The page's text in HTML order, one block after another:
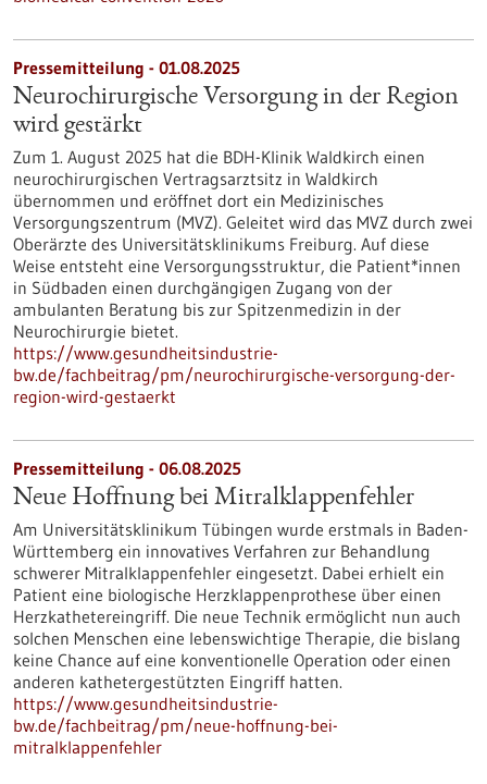
Pressemitteilung - 01.08.2025
Neurochirurgische Versorgung in der Region
wird gestärkt
Zum 1. August 2025 hat die BDH-Klinik Waldkirch einen
neurochirurgischen Vertragsarztsitz in Waldkirch
übernommen und eröffnet dort ein Medizinisches
Versorgungszentrum (MVZ). Geleitet wird das MVZ durch zwei
Oberärzte des Universitätsklinikums Freiburg. Auf diese
Weise entsteht eine Versorgungsstruktur, die Patient*innen
in Südbaden einen durchgängigen Zugang von der
ambulanten Beratung bis zur Spitzenmedizin in der
Neurochirurgie bietet.
https://www.gesundheitsindustrie-
bw.de/fachbeitrag/pm/neurochirurgische-versorgung-der-
region-wird-gestaerkt
Pressemitteilung - 06.08.2025
Neue Hoffnung bei Mitralklappenfehler
Am Universitätsklinikum Tübingen wurde erstmals in Baden-
Württemberg ein innovatives Verfahren zur Behandlung
schwerer Mitralklappenfehler eingesetzt. Dabei erhielt ein
Patient eine biologische Herzklappenprothese über einen
Herzkathetereingriff. Die neue Technik ermöglicht nun auch
solchen Menschen eine lebenswichtige Therapie, die bislang
keine Chance auf eine konventionelle Operation oder einen
anderen kathetergestützten Eingriff hatten.
https://www.gesundheitsindustrie-
bw.de/fachbeitrag/pm/neue-hoffnung-bei-
mitralklappenfehler